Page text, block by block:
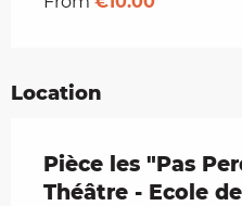
Location
Pièce les "Pas
Théâtre - Ecole